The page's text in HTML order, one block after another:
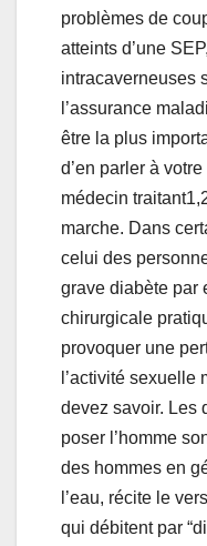
problèmes de
atteints d’une
intracaverneuses
l’assurance
être la plus
d’en parler à
médecin
marche. Dans
celui des
grave diabète par
chirurgicale
provoquer une
l’activité
devez savoir. Les
poser l’homme
des hommes en
l’eau, récite le
qui débitent par